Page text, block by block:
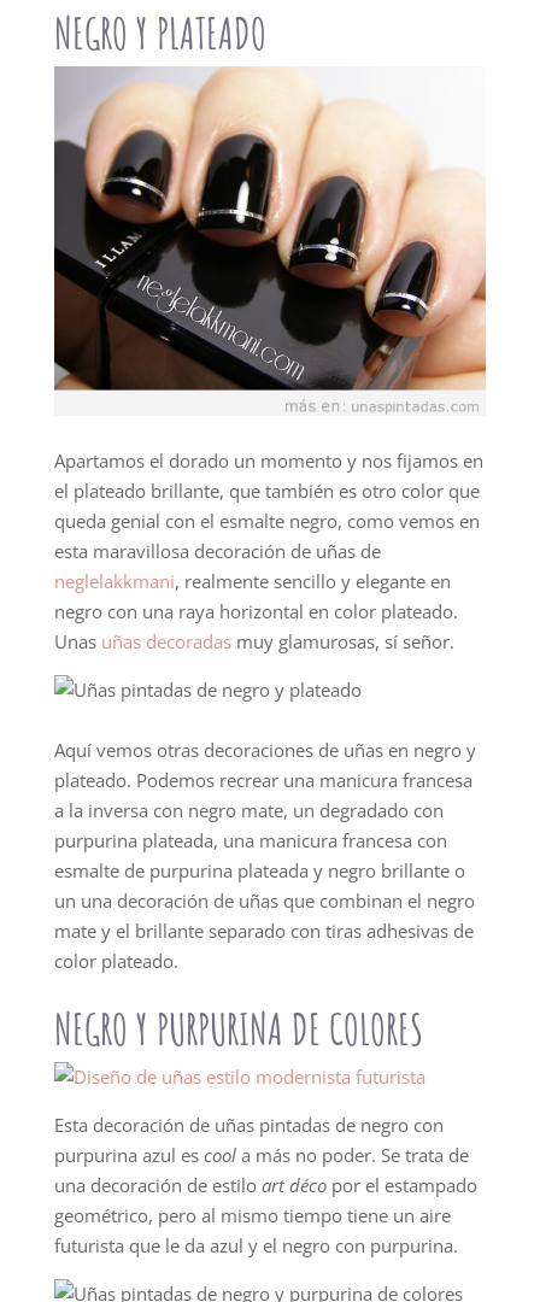
NEGRO Y PLATEADO
Apartamos el dorado un momento y nos fijamos en
el plateado brillante, que también es otro color que
queda genial con el esmalte negro, como vemos en
esta maravillosa decoración de uñas de
neglelakkmani, realmente sencillo y elegante en
negro con una raya horizontal en color plateado.
Unas uñas decoradasmuy glamurosas, sí señor.
Aquí vemos otras decoraciones de uñas en negro y
plateado. Podemos recrear una manicura francesa
a la inversa con negro mate, un degradado con
purpurina plateada, una manicura francesa con
esmalte de purpurina plateada y negro brillante o
un una decoración de uñas que combinan el negro
mate y el brillante separado con tiras adhesivas de
color plateado.
NEGRO Y PURPURINA DE COLORES
Esta decoración de uñas pintadas de negro con
purpurina azul es coola más no poder. Se trata de
una decoración de estilo art déco por el estampado
geométrico, pero al mismo tiempo tiene un aire
futurista que le da azul y el negro con purpurina.